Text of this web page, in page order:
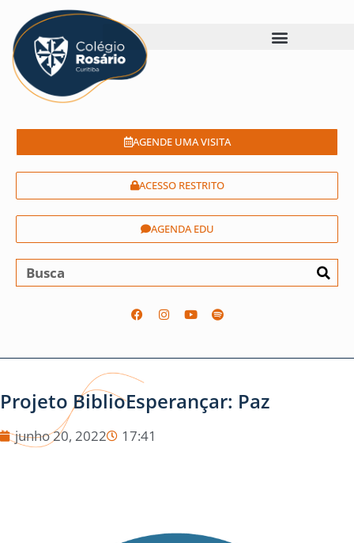
AGENDE UMA VISITA
ACESSO RESTRITO
AGENDA EDU
Projeto BiblioEsperançar: Paz
junho 20, 2022 17:41